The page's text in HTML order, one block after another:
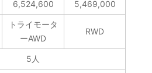
6,524,600 5,469,000
トライモータ
ーAWD
RWD
5人